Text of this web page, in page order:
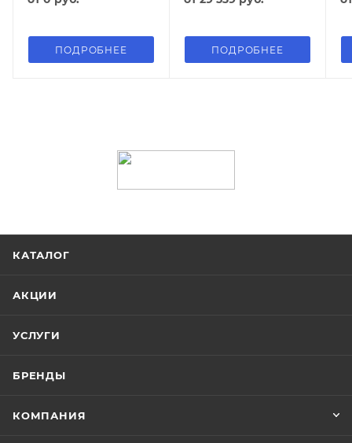
ПОДРОБНЕЕ ПОДРОБНЕЕ
КАТАЛОГ
АКЦИИ
УСЛУГИ
БРЕНДЫ
КОМПАНИЯ